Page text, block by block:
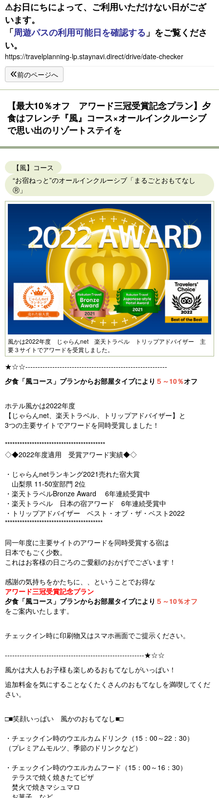
⚠お日にちによって、ご利用いただけない日がござ
います。
「周遊パスの利用可能日を確認する 」をご覧くださ
い。
https://travelplanning-lp.staynavi.direct/drive/date-checker
前のページへ
【最大10％オフ アワード三冠受賞記念プラン】夕
食はフレンチ『風』コース×オールインクルーシブ
で思い出のリゾートステイを
【風】コース
“お宿ねっと”のオールインクルーシブ「まるごとおもてなし
Ⓡ」
風かは2022年度 じゃらんnet 楽天トラベル トリップアドバイザー 主
要３サイトでアワードを受賞しました。
★☆☆----------------------------------------------------------
夕食「風コース」プランからお部屋タイプにより ５～10％オフ
ホテル風かは2022年度
【じゃらんnet、楽天トラベル、トリップアドバイザー】と
3つの主要サイトでアワードを同時受賞しました！
*****************************************
◇◆2022年度適用 受賞アワード実績◆◇
・じゃらんnetランキング2021売れた宿大賞
山梨県 11-50室部門 2位
・楽天トラベルBronze Award 6年連続受賞中
・楽天トラベル 日本の宿アワード 6年連続受賞中
・トリップアドバイザー ベスト・オブ・ザ・ベスト2022
****************************************
同一年度に主要サイトのアワードを同時受賞する宿は
日本でもごく少数。
これはお客様の日ごろのご愛顧のおかげでございます！
感謝の気持ちをかたちに、、ということでお得な
アワード三冠受賞記念プラン
夕食「風コース」プランからお部屋タイプにより ５～10％オフ
をご案内いたします。
チェックイン時に印刷物又はスマホ画面でご提示ください。
---------------------------------------------------------★☆☆
風かは大人もお子様も楽しめるおもてなしがいっぱい！
追加料金を気にすることなくたくさんのおもてなしを満喫してくだ
さい。
□■笑顔いっぱい 風かのおもてなし■□
・チェックイン時のウエルカムドリンク（15：00～22：30）
（プレミアムモルツ、季節のドリンクなど）
・チェックイン時のウエルカムフード（15：00～16：30）
テラスで焼く焼きたてピザ
焚火で焼きマシュマロ